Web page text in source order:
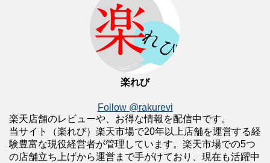
楽れび
Follow @rakurevi
楽天店舗のレビューや、お得な情報を配信中です。
当サイト（楽れび）楽天市場で20年以上店舗を運営する経
験豊富な現役経営者が管理しています。楽天市場での5つ
の店舗立ち上げから運営まで手がけており、現在も活躍中